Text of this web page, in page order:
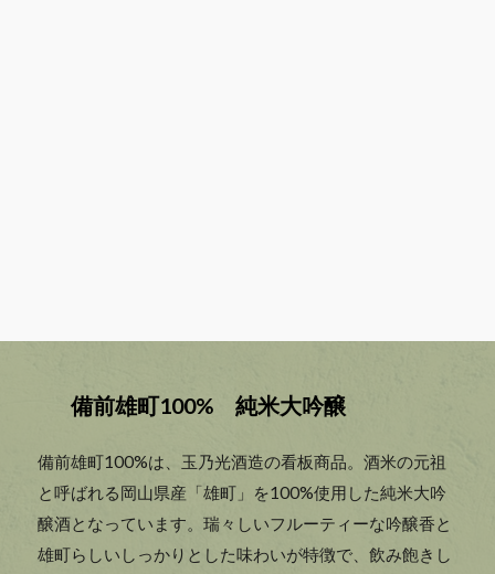
備前雄町100% 純米大吟醸
備前雄町100%は、玉乃光酒造の看板商品。酒米の元祖
と呼ばれる岡山県産「雄町」を100%使用した純米大吟
醸酒となっています。瑞々しいフルーティーな吟醸香と
雄町らしいしっかりとした味わいが特徴で、飲み飽きし